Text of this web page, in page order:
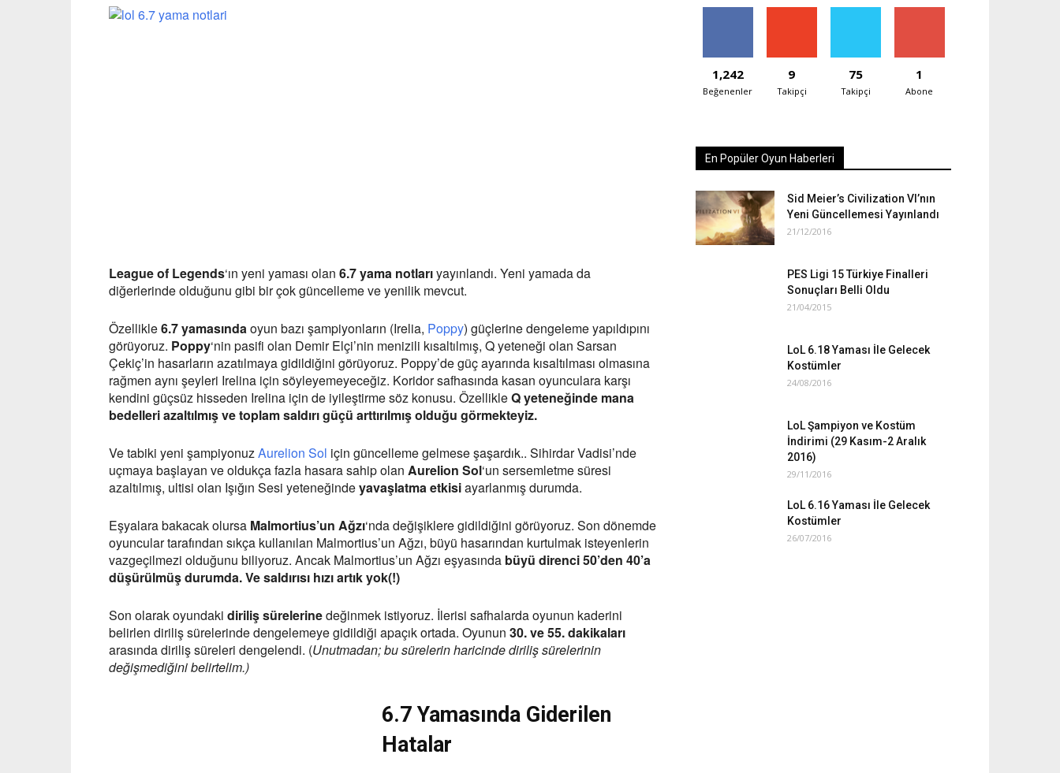
League of Legends‘ın yeni yaması olan 6.7 yama notlarıyayınlandı. Yeni yamada da
diğerlerinde olduğunu gibi bir çok güncelleme ve yenilik mevcut.
Özellikle6.7 yamasındaoyun bazı şampiyonların (Irelia, Poppy) güçlerine dengeleme yapıldıpını
görüyoruz. Poppy‘nin pasifi olan Demir Elçi’nin menizili kısaltılmış, Q yeteneği olan Sarsan
Çekiç’in hasarların azatılmaya gidildiğini görüyoruz. Poppy’de güç ayarında kısaltılması olmasına
rağmen aynı şeyleri Irelina için söyleyemeyeceğiz. Koridor safhasında kasan oyunculara karşı
kendini güçsüz hisseden Irelina için de iyileştirme söz konusu. ÖzellikleQ yeteneğinde mana
bedelleri azaltılmış ve toplam saldırı güçü arttırılmış olduğu görmekteyiz.
Ve tabiki yeni şampiyonuzAurelion Sol için güncelleme gelmese şaşardık.. Sihirdar Vadisi’nde
uçmaya başlayan ve oldukça fazla hasara sahip olan Aurelion Sol‘un sersemletme süresi
azaltılmış, ultisi olan Işığın Sesi yeteneğindeyavaşlatma etkisiayarlanmış durumda.
Eşyalara bakacak olursa Malmortius’un Ağzı‘nda değişiklere gidildiğini görüyoruz. Son dönemde
oyuncular tarafından sıkça kullanılan Malmortius’un Ağzı, büyü hasarından kurtulmak isteyenlerin
vazgeçilmezi olduğunu biliyoruz. Ancak Malmortius’un Ağzı eşyasında büyü direnci 50’den 40’a
düşürülmüş durumda. Ve saldırısı hızı artık yok(!)
Son olarak oyundaki diriliş sürelerinedeğinmek istiyoruz. İlerisi safhalarda oyunun kaderini
belirlen diriliş sürelerinde dengelemeye gidildiği apaçık ortada. Oyunun 30. ve 55. dakikaları
arasında diriliş süreleri dengelendi. (Unutmadan; bu sürelerin haricinde diriliş sürelerinin
değişmediğini belirtelim.)
6.7 Yamasında Giderilen
Hatalar
1,242
Beğenenler
9
Takipçi
75
Takipçi
1
Abone
En Popüler Oyun Haberleri
Sid Meier’s Civilization VI’nın
Yeni Güncellemesi Yayınlandı
21/12/2016
PES Ligi 15 Türkiye Finalleri
Sonuçları Belli Oldu
21/04/2015
LoL 6.18 Yaması İle Gelecek
Kostümler
24/08/2016
LoL Şampiyon ve Kostüm
İndirimi (29 Kasım-2 Aralık
2016)
29/11/2016
LoL 6.16 Yaması İle Gelecek
Kostümler
26/07/2016